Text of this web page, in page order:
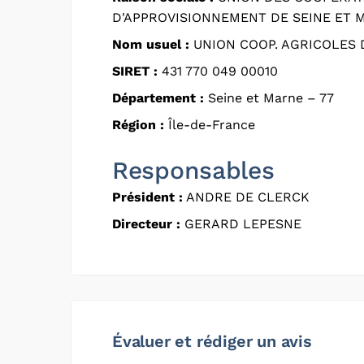
D'APPROVISIONNEMENT DE SEINE ET
Nom usuel : UNION COOP. AGRICOLES
SIRET : 431 770 049 00010
Département : Seine et Marne – 77
Région : Île-de-France
Responsables
Président : ANDRE DE CLERCK
Directeur : GERARD LEPESNE
Évaluer et rédiger un avis